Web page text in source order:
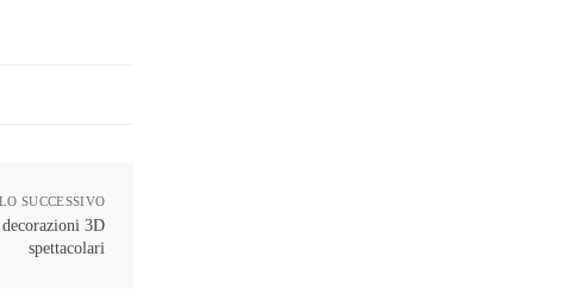
SUCCESSIVO
3D
spettacolari